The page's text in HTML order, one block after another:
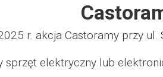
2015
r. akcja Castoramy przy ul.
sprzęt elektryczny lub